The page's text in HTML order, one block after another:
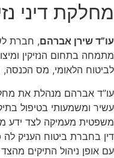
מחלקת דיני
עו”ד שירן אברהם
מתמחה בתחום הנזיקין
לביטוח הלאומי, מס הכנסה,
עו”ד אברהם מנהלת את
עשיר ומשמעותי בטיפול
משפטית מעמיקה לצד ידע
דין בחברת ביטוח העניק לה
עם אופן ניהול התיקים